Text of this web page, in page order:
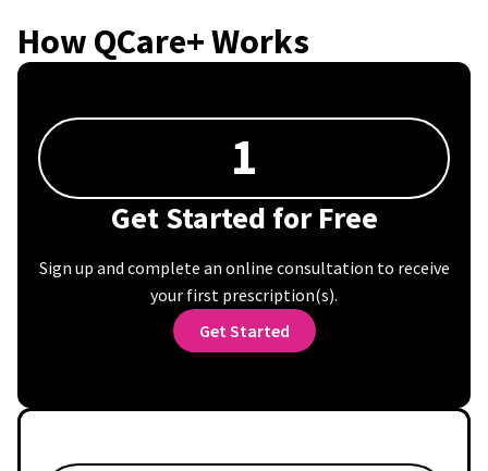
How QCare+ Works
1
Get Started for Free
Sign up and complete an online consultation to receive
your first prescription(s).
Get Started